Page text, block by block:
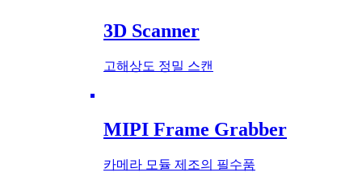
3D Scanner
고해상도 정밀 스캔
MIPI Frame Grabber
카메라 모듈 제조의 필수품